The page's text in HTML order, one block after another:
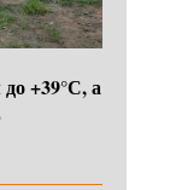
+39°С, а